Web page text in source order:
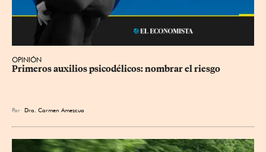
OPINIÓN
Primeros auxilios psicodélicos: nombrar el riesgo
Por Dra. Carmen Amezcua